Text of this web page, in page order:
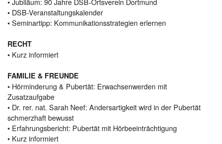
• DSB-Veranstaltungskalender
• Seminartipp: Kommunikationsstrategien erlernen
RECHT
• Kurz informiert
FAMILIE & FREUNDE
• Hörminderung & Pubertät: Erwachsenwerden mit
Zusatzaufgabe
• Dr. rer. nat. Sarah Neef: Andersartigkeit wird in der Pubertät
schmerzhaft bewusst
• Erfahrungsbericht: Pubertät mit Hörbeeinträchtigung
• Kurz informiert